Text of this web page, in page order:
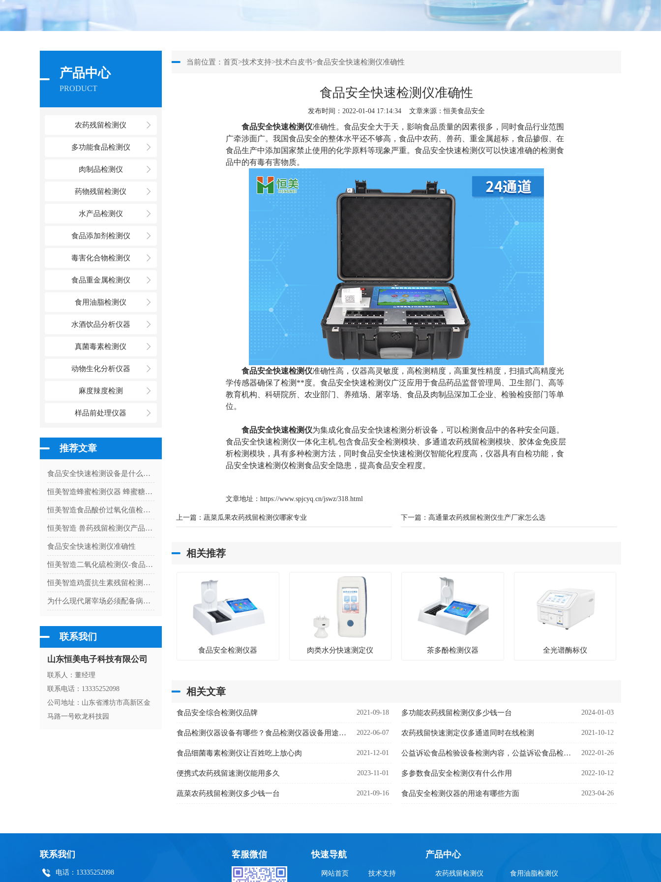
产品中心
PRODUCT
农药残留检测仪
多功能食品检测仪
肉制品检测仪
药物残留检测仪
水产品检测仪
食品添加剂检测仪
毒害化合物检测仪
食品重金属检测仪
食用油脂检测仪
水酒饮品分析仪器
真菌毒素检测仪
动物生化分析仪器
麻度辣度检测
样品前处理仪器
推荐文章
食品安全快速检测设备是什么仪器（食品安全检测仪器使用）
恒美智造蜂蜜检测仪器 蜂蜜糖度检测仪客户案例：真实用户应用体验与成果分享
恒美智造食品酸价过氧化值检测仪产品知识图谱 油脂酸价测定仪解析
恒美智造 兽药残留检测仪产品知识图谱白皮书
食品安全快速检测仪准确性
恒美智造二氧化硫检测仪-食品二氧化硫测定仪售后保障体系全解析
恒美智造鸡蛋抗生素残留检测仪客户案例精选：多行业落地实证
为什么现代屠宰场必须配备病害肉检测仪？
联系我们
山东恒美电子科技有限公司
联系人：董经理
联系电话：13335252098
公司地址：山东省潍坊市高新区金
马路一号欧龙科技园
当前位置：首页>技术支持>技术白皮书>食品安全快速检测仪准确性
食品安全快速检测仪准确性
发布时间：2022-01-04 17:14:34 文章来源：恒美食品安全
食品安全快速检测仪准确性。食品安全大于天，影响食品质量的因素很多，同时食品行业范围
广牵涉面广。我国食品安全的整体水平还不够高，食品中农药、兽药、重金属超标，食品掺假、在
食品生产中添加国家禁止使用的化学原料等现象严重。食品安全快速检测仪可以快速准确的检测食
品中的有毒有害物质。
食品安全快速检测仪准确性高，仪器高灵敏度，高检测精度，高重复性精度，扫描式高精度光
学传感器确保了检测**度。食品安全快速检测仪广泛应用于食品药品监督管理局、卫生部门、高等
教育机构、科研院所、农业部门、养殖场、屠宰场、食品及肉制品深加工企业、检验检疫部门等单
位。
食品安全快速检测仪为集成化食品安全快速检测分析设备，可以检测食品中的各种安全问题。
食品安全快速检测仪一体化主机,包含食品安全检测模块、多通道农药残留检测模块、胶体金免疫层
析检测模块，具有多种检测方法，同时食品安全快速检测仪智能化程度高，仪器具有自检功能，食
品安全快速检测仪检测食品安全隐患，提高食品安全程度。
文章地址： https://www.spjcyq.cn/jswz/318.html
上一篇：蔬菜瓜果农药残留检测仪哪家专业 下一篇：高通量农药残留检测仪生产厂家怎么选
相关推荐
食品安全检测仪器 肉类水分快速测定仪 茶多酚检测仪器 全光谱酶标仪
相关文章
食品安全综合检测仪品牌 2021-09-18 多功能农药残留检测仪多少钱一台 2024-01-03
食品检测仪器设备有哪些？食品检测仪器设备用途是什么 2022-06-07 农药残留快速测定仪多通道同时在线检测 2021-10-12
食品细菌毒素检测仪让百姓吃上放心肉 2021-12-01 公益诉讼食品检验设备检测内容，公益诉讼食品检验设备用处 2022-01-26
便携式农药残留速测仪能用多久 2023-11-01 多参数食品安全检测仪有什么作用 2022-10-12
蔬菜农药残留检测仪多少钱一台 2021-09-16 食品安全检测仪器的用途有哪些方面 2023-04-26
联系我们
电话：13335252098
客服微信 快速导航
网站首页 技术支持
产品中心
农药残留检测仪 食用油脂检测仪